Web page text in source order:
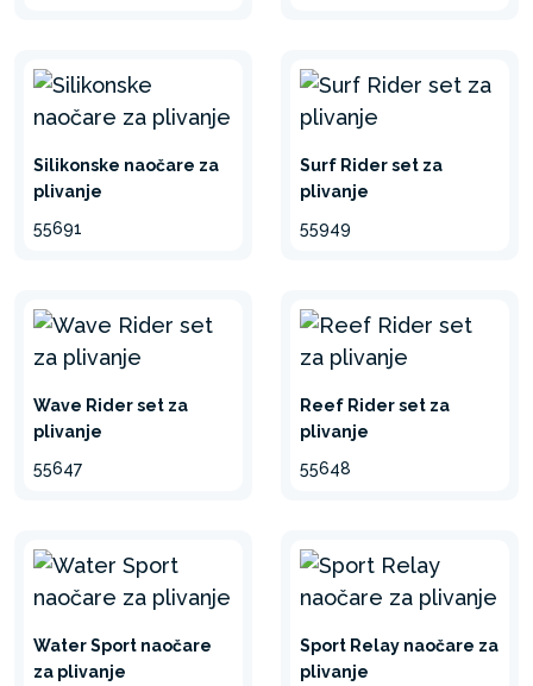
Silikonske naočare za
plivanje
55691
Surf Rider set za
plivanje
55949
Wave Rider set za
plivanje
55647
Reef Rider set za
plivanje
55648
Water Sport naočare
za plivanje
Sport Relay naočare za
plivanje